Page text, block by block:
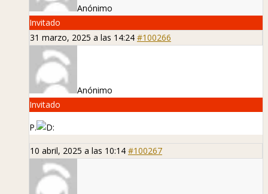
Anónimo
Invitado
31 marzo, 2025 a las 14:24 #100266
Anónimo
Invitado
P.
10 abril, 2025 a las 10:14 #100267